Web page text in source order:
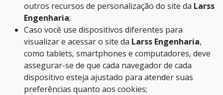
outros recursos de personalização do site da Larss
Engenharia;
Caso você use dispositivos diferentes para
visualizar e acessar o site da Larss Engenharia,
como tablets, smartphones e computadores, deve
assegurar-se de que cada navegador de cada
dispositivo esteja ajustado para atender suas
preferências quanto aos cookies;